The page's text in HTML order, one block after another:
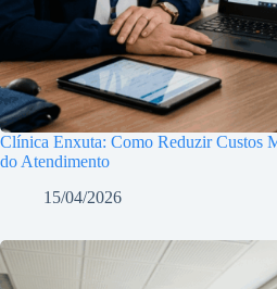
Clínica Enxuta: Como Reduzir Custos
do Atendimento
15/04/2026